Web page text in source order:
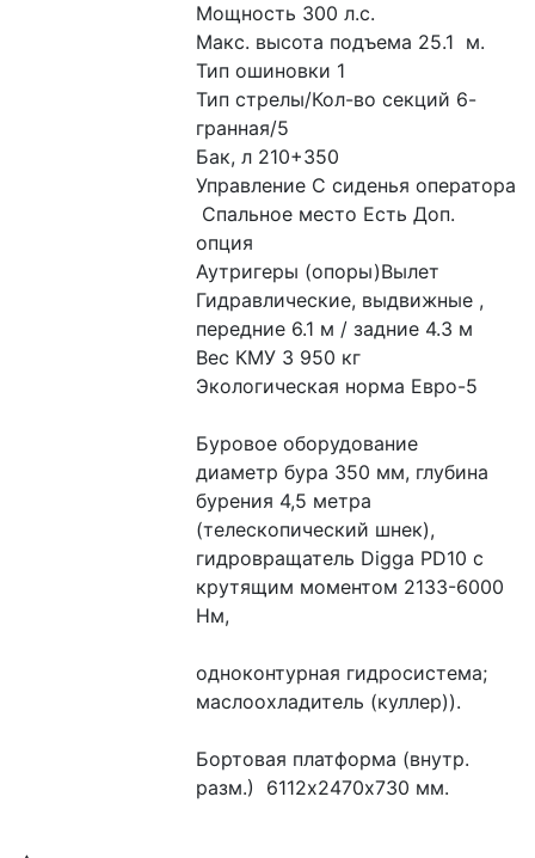
Мощность 300 л.с.
Макс. высота подъема 25.1  м.
Тип ошиновки 1
Тип стрелы/Кол-во секций 6-
гранная/5
Бак, л 210+350
Управление С сиденья оператора
опция
Аутригеры (опоры)Вылет
Гидравлические, выдвижные ,
передние 6.1 м / задние 4.3 м
Вес КМУ 3 950 кг
Экологическая норма Евро-5
Буровое оборудование
диаметр бура 350 мм, глубина
бурения 4,5 метра
(телескопический шнек),
гидровращатель Digga PD10 с
крутящим моментом 2133-6000
Нм,
одноконтурная гидросистема;
маслоохладитель (куллер)).
Бортовая платформа (внутр.
разм.)  6112х2470х730 мм.